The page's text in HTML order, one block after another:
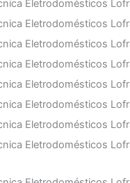
Eletrodomésticos
Eletrodomésticos
Eletrodomésticos
Eletrodomésticos
Eletrodomésticos
Eletrodomésticos
Eletrodomésticos
Eletrodomésticos